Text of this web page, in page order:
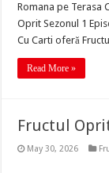
Romana pe Terasa
Oprit Sezonul 1
Cu Carti oferă
Read More »
Fructul
May 30, 2026